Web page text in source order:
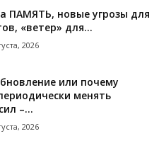
ПАМЯТЬ, новые угрозы для
«ветер» для...
2026
или почему
менять
–...
2026